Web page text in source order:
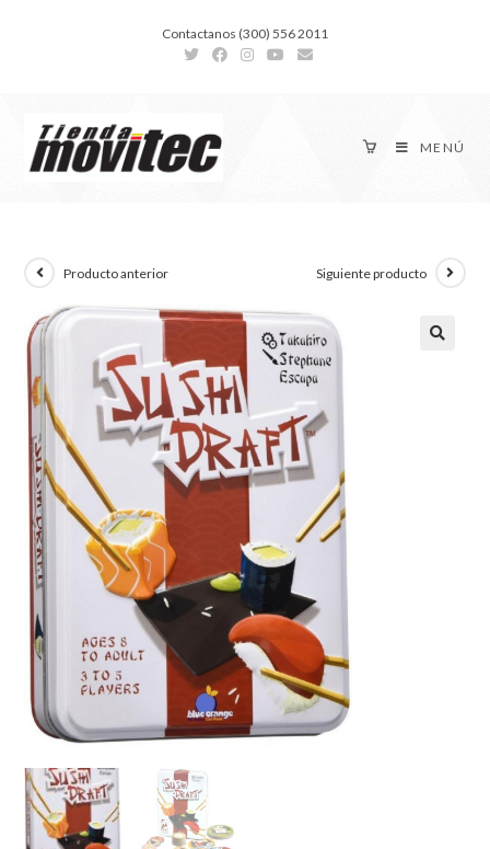
Contactanos (300) 556 2011
MENÚ
Producto anterior Siguiente producto